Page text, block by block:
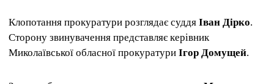
Клопотання прокуратури розглядає суддя Іван Дірко.
Сторону звинувачення представляє керівник
Миколаївської обласної прокуратури Ігор Домущей.